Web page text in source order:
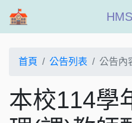
首頁 公告列表 公告內
本校114學